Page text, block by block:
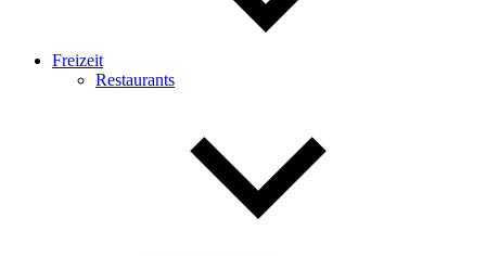
Freizeit
Restaurants